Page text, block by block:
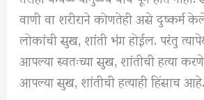
वाणी वा शरीराने कोणतेही असे दुष्कर्म
लोकांची सुख, शांती भंग होईल. परंतु
आपल्या स्वतःच्या सुख, शांतीची हत्या
आपल्या सुख, शांतीची हत्याही हिंसाच